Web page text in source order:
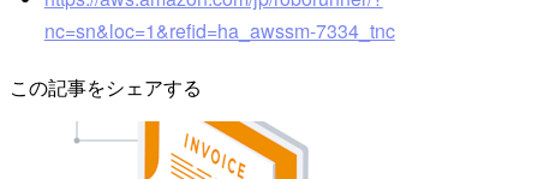
nc=sn&loc=1&refid=ha_awssm-7334_tnc
この記事をシェアする